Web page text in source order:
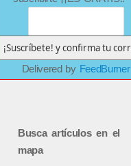
Delivered by FeedBurner
Busca artículos en el
mapa